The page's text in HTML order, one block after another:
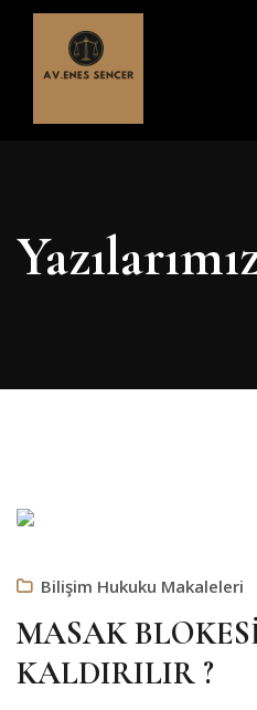
Bilişim Hukuku Makaleleri
MASAK
KALDIRILIR ?